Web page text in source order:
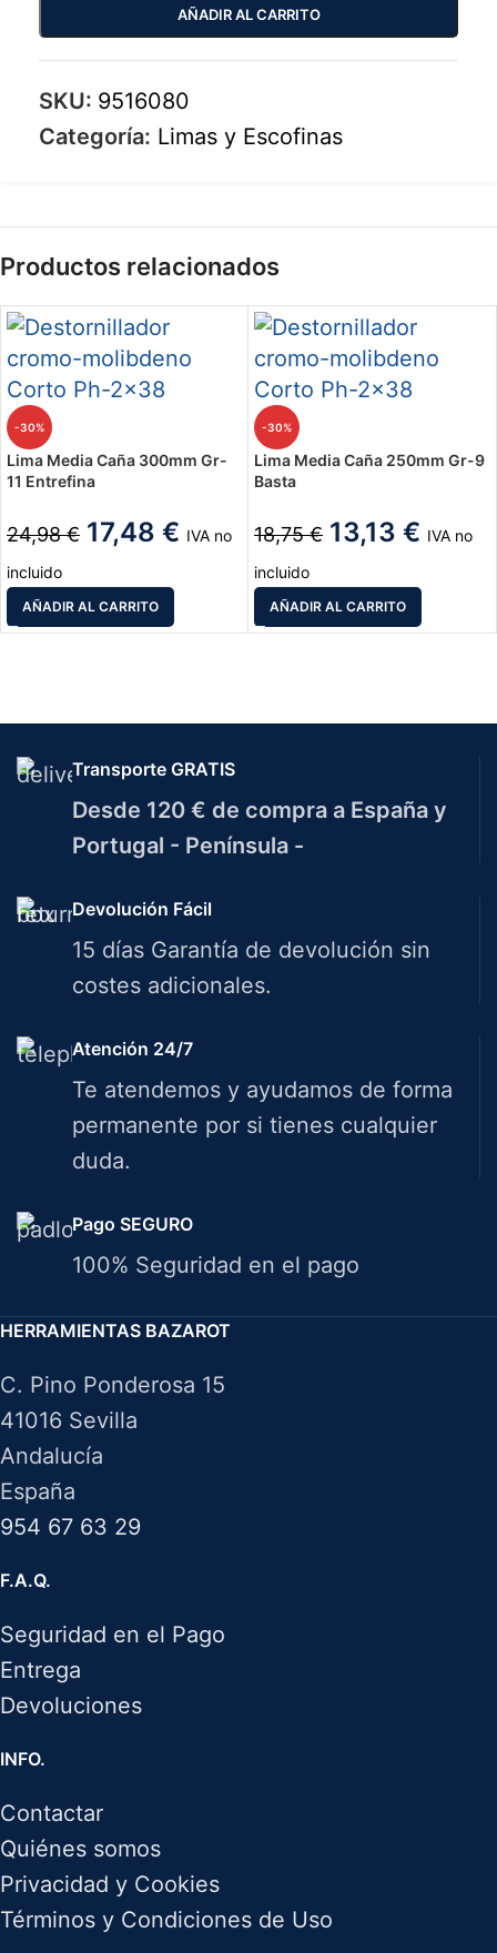
AÑADIR AL CARRITO
SKU: 9516080
Categoría: Limas y Escofinas
Productos relacionados
-30%
Lima Media Caña 300mm Gr-
11 Entrefina
24,98€ 17,48 € IVA no
incluido
AÑADIR AL CARRITO
-30%
Lima Media Caña 250mm Gr-9
Basta
18,75€ 13,13 € IVA no
incluido
AÑADIR AL CARRITO
Transporte GRATIS
Desde 120 € de compra a España y
Portugal - Península -
Devolución Fácil
15 días Garantía de devolución sin
costes adicionales.
Atención 24/7
Te atendemos y ayudamos de forma
permanente por si tienes cualquier
duda.
Pago SEGURO
100% Seguridad en el pago
HERRAMIENTAS BAZAROT
C. Pino Ponderosa 15
41016 Sevilla
Andalucía
España
954 67 63 29
F.A.Q.
Seguridad en el Pago
Entrega
Devoluciones
INFO.
Contactar
Quiénes somos
Privacidad y Cookies
Términos y Condiciones de Uso